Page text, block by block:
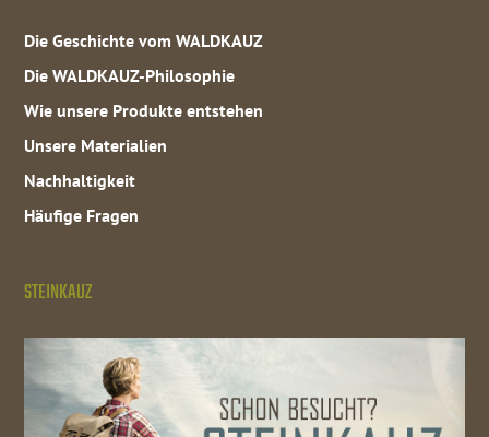
Die Geschichte vom WALDKAUZ
Die WALDKAUZ-Philosophie
Wie unsere Produkte entstehen
Unsere Materialien
Nachhaltigkeit
Häufige Fragen
STEINKAUZ